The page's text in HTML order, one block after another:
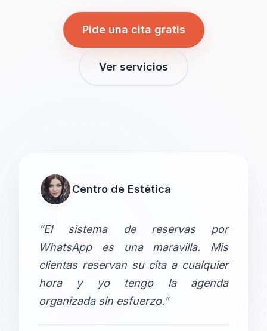
Pide una cita gratis
Ver servicios
Centro de Estética
"El sistema de reservas por
WhatsApp es una maravilla. Mis
clientas reservan su cita a cualquier
hora y yo tengo la agenda
organizada sin esfuerzo."